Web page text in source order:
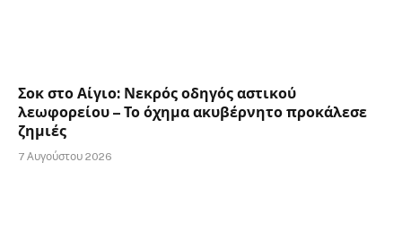
Σοκ στο Αίγιο: Νεκρός οδηγός αστικού
λεωφορείου – Το όχημα ακυβέρνητο προκάλεσε
ζημιές
7 Αυγούστου 2026